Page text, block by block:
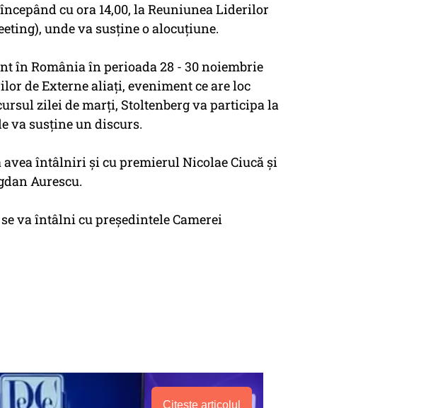
cu ora 14,00, la Reuniunea Liderilor
unde va susţine o alocuţiune.
în România în perioada 28 - 30 noiembrie
de Externe aliaţi, eveniment ce are loc
zilei de marţi, Stoltenberg va participa la
va susţine un discurs.
avea întâlniri şi cu premierul Nicolae Ciucă şi
Aurescu.
va întâlni cu preşedintele Camerei
Citește articolul